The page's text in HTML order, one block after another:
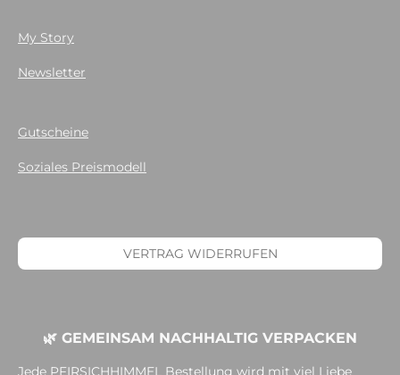
My Story
Newsletter
Gutscheine
Soziales Preismodell
VERTRAG WIDERRUFEN
🌿 GEMEINSAM NACHHALTIG VERPACKEN
Jede PFIRSICHHIMMEL Bestellung wird mit viel Liebe